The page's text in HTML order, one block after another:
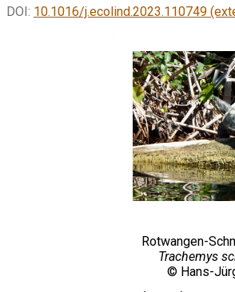
DOI: 10.1016/j.ecolind.2023.110749
Rotwangen-
Trachemys
© Hans-